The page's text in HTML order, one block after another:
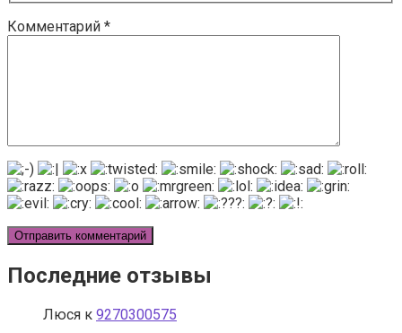
Комментарий *
Последние отзывы
Люся к 9270300575